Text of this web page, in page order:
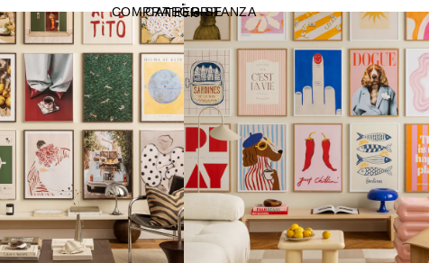
CATEGORIE
Titolo
COMPRA PER STANZA